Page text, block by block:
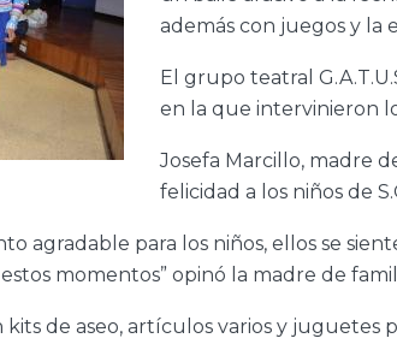
además con juegos y la
El grupo teatral
en la que intervinieron
Josefa Marcillo, madre
felicidad a los niños de
agradable para los niños, ellos se
momentos” opinó la madre de
de aseo, artículos varios y juguetes